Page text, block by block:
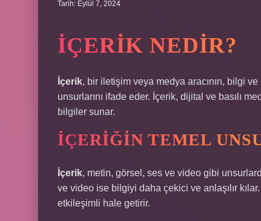
Tarih: Eylül 7, 2024
İÇERIK NEDIR?
İçerik, bir iletişim veya medya aracının, bilgi
unsurlarını ifade eder. İçerik, dijital ve basılı
bilgiler sunar.
İÇERIĞIN TEMEL
İçerik, metin, görsel, ses ve video gibi
ve video ise bilgiyi daha çekici ve anlaşılır
etkileşimli hale getirir.